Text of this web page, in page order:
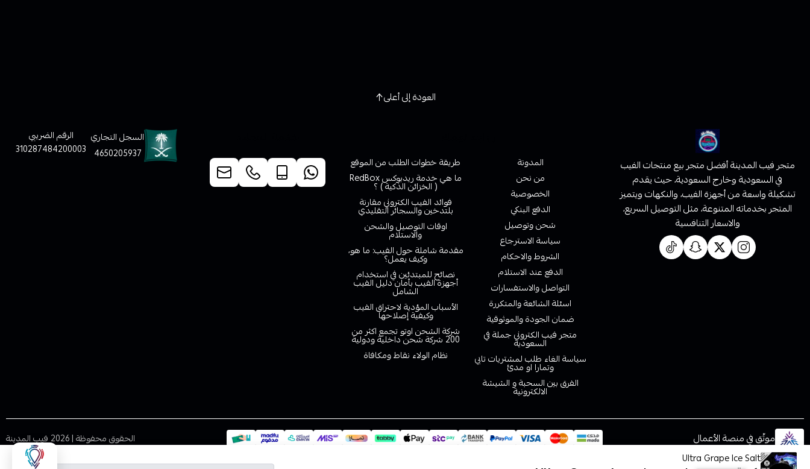
Ultra Grape Ice Salt
العودة إلى أعلى
متجر فيب المدينة أفضل متجر بيع منتجات الفيب
في السعودية وخارج السعودية، حيث يقدم
تشكيلة واسعة من أجهزة الفيب، والنكهات ويتميز
المتجر بخدماته المتنوعة، مثل التوصيل السريع،
والاسعار التنافسية
المدونة
من نحن
الخصوصية
الدفع البنكي
شحن وتوصيل
سياسة الاسترجاع
الشروط والاحكام
الدفع عند الاستلام
التواصل والاستفسارات
اسئلة الشائعة والمتكررة
ضمان الجودة والموثوقية
متجر فيب الكتروني جملة في
السعودية
سياسة الغاء طلب لمشتريات تابي
وتمارا او مدئ
الفرق بين السحبة و الشيشة
الالكترونية
طريقة خطوات الطلب من الموقع
ما هي خدمة ريدبوكس RedBox
( الخزائن الذكية ) ؟
فوائد الفيب الكتروني مقارنة
بلتدخين والسجائر التقليدي
اوقات التوصيل والشحن
والاستلام
مقدمة شاملة حول الفيب: ما هو،
وكيف يعمل؟
نصائح للمبتدئين في استخدام
أجهزة الفيب بأمان دليل الفيب
الشامل
الأسباب المؤدية لاحتراق الفيب
وكيفية إصلاحها
شركة الشحن اوتو تجمع اكثر من
200 شركة شحن داخلية ودولية
نظام الولاء نقاط ومكافاة
السجل التجاري
4650205937
الرقم الضريبي
310287484200003
موثّق في منصة الأعمال الحقوق محفوظة | 2026 فيب المدينة